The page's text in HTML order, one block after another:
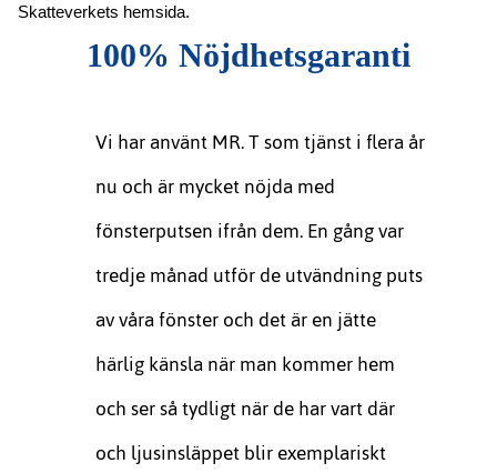
Skatteverkets hemsida.
100% Nöjdhetsgaranti
Vi har använt MR. T som tjänst i flera år
nu och är mycket nöjda med
fönsterputsen ifrån dem. En gång var
tredje månad utför de utvändning puts
av våra fönster och det är en jätte
härlig känsla när man kommer hem
och ser så tydligt när de har vart där
och ljusinsläppet blir exemplariskt